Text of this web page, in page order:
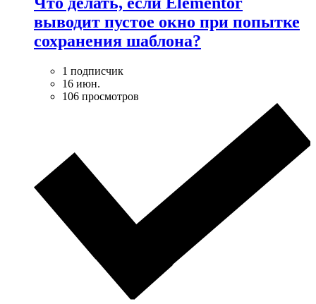
выводит пустое окно при попытке
сохранения шаблона?
1 подписчик
16 июн.
106 просмотров